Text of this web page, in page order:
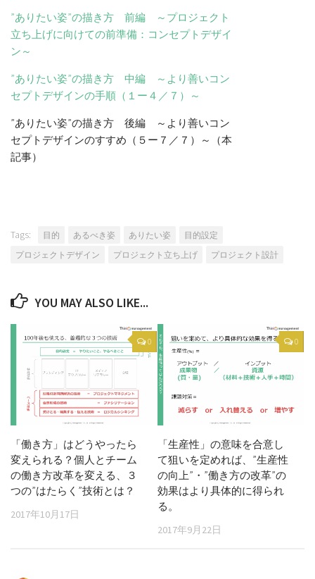
”ありたい姿”の描き方 前編 ～プロジェクト
立ち上げに向けての前準備：コンセプトデザイ
ン～
”ありたい姿”の描き方 中編 ～より善いコン
セプトデザインの手順（１ー４／７）～
”ありたい姿”の描き方 後編 ～より善いコン
セプトデザインのすすめ（５ー７／７）～（本
記事）
Tags: 目的 あるべき姿 ありたい姿
目的設定
プロジェクトデザイン
プロジェクト立ち上げ プロジェクト設計
YOU MAY ALSO LIKE...
0
「働き方」はどうやったら
変えられる？個人とチーム
の働き方改革を変える、３
つの”はたらく”技術とは？
2017年10月17日
0
「生産性」の意味を合意し
て狙いを定めれば、”生産性
の向上”・”働き方の改革”の
効果はより具体的に得られ
る。
2017年9月22日